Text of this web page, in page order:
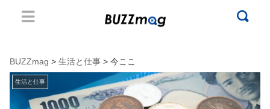
BUZZmag > 生活と仕事 > 今ここ
生活と仕事